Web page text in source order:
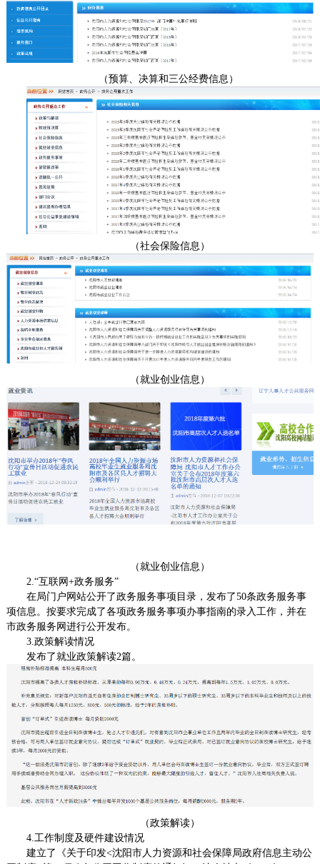
（预算、决算和三公经费信息 ）
（社会保险信息 ）
（就业创业信息）
（就业创业信息）
2.“互联网+政务服务”
在局门户网站公开了政务服务事项目录，发布了50条政务服务事
项信息。按要求完成了各项政务服务事项办事指南的录入工作，并在
市政务服务网进行公开发布。
3.政策解读情况
发布了就业政策解读2篇。
（政策解读）
4.工作制度及硬件建设情况
建立了
《关于印发<沈阳市人力资源和社会保障局政府信息主动公